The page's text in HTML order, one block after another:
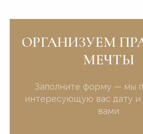
ОРГАНИЗУЕМ
МЕЧТЫ
Заполните форму — мы
интересующую вас дату и
вами